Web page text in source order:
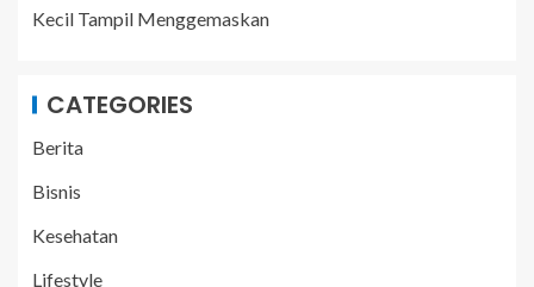
Kecil Tampil Menggemaskan
CATEGORIES
Berita
Bisnis
Kesehatan
Lifestyle